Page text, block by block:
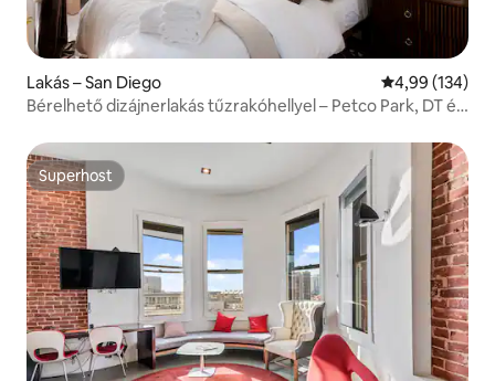
Lakás – San Diego Átlagos
4,99 (134)
Bérelhető dizájnerlakás tűzrakóhellyel – Petco Park, DT és
Superhost
Superhost